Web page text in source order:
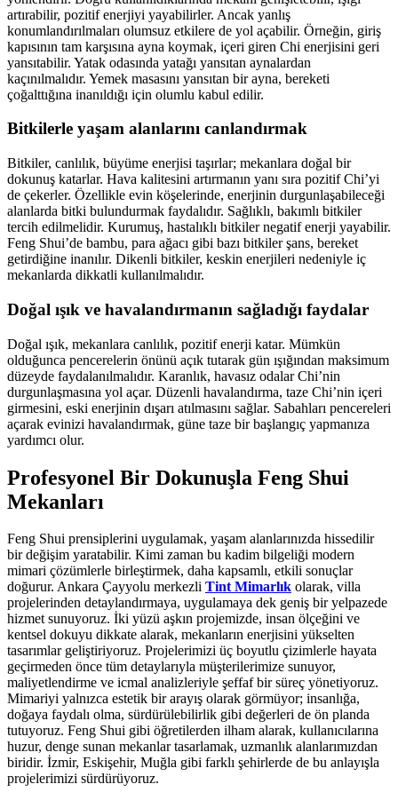
artırabilir, pozitif enerjiyi yayabilirler. Ancak yanlış
konumlandırılmaları olumsuz etkilere de yol açabilir. Örneğin, giriş
kapısının tam karşısına ayna koymak, içeri giren Chi enerjisini geri
yansıtabilir. Yatak odasında yatağı yansıtan aynalardan
kaçınılmalıdır. Yemek masasını yansıtan bir ayna, bereketi
çoğalttığına inanıldığı için olumlu kabul edilir.
Bitkilerle yaşam alanlarını canlandırmak
Bitkiler, canlılık, büyüme enerjisi taşırlar; mekanlara doğal bir
dokunuş katarlar. Hava kalitesini artırmanın yanı sıra pozitif Chi’yi
de çekerler. Özellikle evin köşelerinde, enerjinin durgunlaşabileceği
alanlarda bitki bulundurmak faydalıdır. Sağlıklı, bakımlı bitkiler
tercih edilmelidir. Kurumuş, hastalıklı bitkiler negatif enerji yayabilir.
Feng Shui’de bambu, para ağacı gibi bazı bitkiler şans, bereket
getirdiğine inanılır. Dikenli bitkiler, keskin enerjileri nedeniyle iç
mekanlarda dikkatli kullanılmalıdır.
Doğal ışık ve havalandırmanın sağladığı faydalar
Doğal ışık, mekanlara canlılık, pozitif enerji katar. Mümkün
olduğunca pencerelerin önünü açık tutarak gün ışığından maksimum
düzeyde faydalanılmalıdır. Karanlık, havasız odalar Chi’nin
durgunlaşmasına yol açar. Düzenli havalandırma, taze Chi’nin içeri
girmesini, eski enerjinin dışarı atılmasını sağlar. Sabahları pencereleri
açarak evinizi havalandırmak, güne taze bir başlangıç yapmanıza
yardımcı olur.
Profesyonel Bir Dokunuşla Feng Shui
Mekanları
Feng Shui prensiplerini uygulamak, yaşam alanlarınızda hissedilir
bir değişim yaratabilir. Kimi zaman bu kadim bilgeliği modern
mimari çözümlerle birleştirmek, daha kapsamlı, etkili sonuçlar
doğurur. Ankara Çayyolu merkezli Tint Mimarlık olarak, villa
projelerinden detaylandırmaya, uygulamaya dek geniş bir yelpazede
hizmet sunuyoruz. İki yüzü aşkın projemizde, insan ölçeğini ve
kentsel dokuyu dikkate alarak, mekanların enerjisini yükselten
tasarımlar geliştiriyoruz. Projelerimizi üç boyutlu çizimlerle hayata
geçirmeden önce tüm detaylarıyla müşterilerimize sunuyor,
maliyetlendirme ve icmal analizleriyle şeffaf bir süreç yönetiyoruz.
Mimariyi yalnızca estetik bir arayış olarak görmüyor; insanlığa,
doğaya faydalı olma, sürdürülebilirlik gibi değerleri de ön planda
tutuyoruz. Feng Shui gibi öğretilerden ilham alarak, kullanıcılarına
huzur, denge sunan mekanlar tasarlamak, uzmanlık alanlarımızdan
biridir. İzmir, Eskişehir, Muğla gibi farklı şehirlerde de bu anlayışla
projelerimizi sürdürüyoruz.